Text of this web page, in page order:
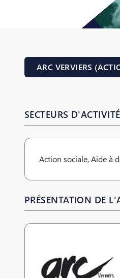
ARC VERVIERS
SECTEURS
Action sociale, Aide à
PRÉSENTATION DE